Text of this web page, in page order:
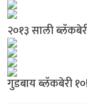
२०१३ साली
गुडबाय ब्लॅकबेरी